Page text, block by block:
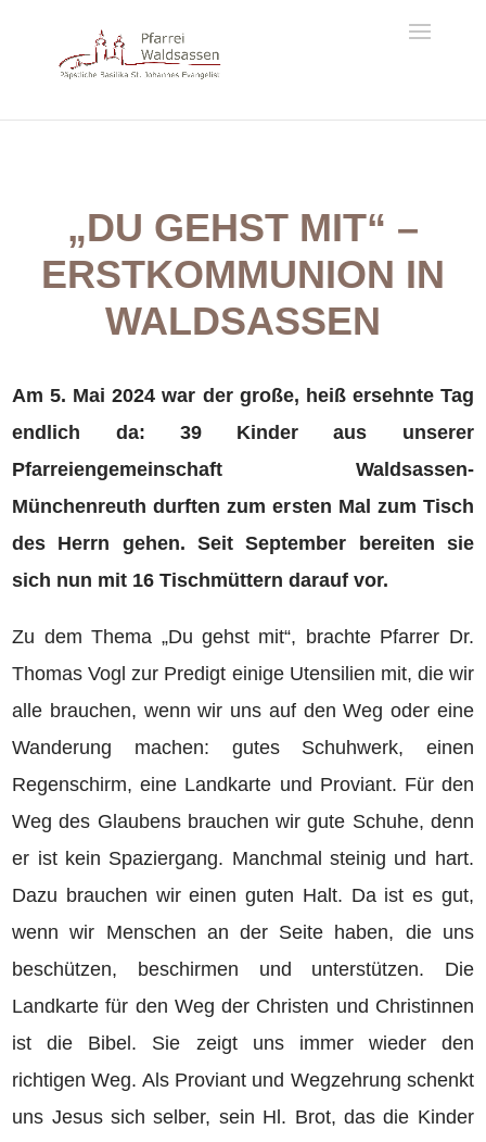
„DU GEHST MIT“ –
ERSTKOMMUNION IN
WALDSASSEN
Am 5. Mai 2024 war der große, heiß ersehnte Tag
endlich da: 39 Kinder aus unserer
Pfarreiengemeinschaft Waldsassen-
Münchenreuth durften zum ersten Mal zum Tisch
des Herrn gehen. Seit September bereiten sie
sich nun mit 16 Tischmüttern darauf vor.
Zu dem Thema „Du gehst mit“, brachte Pfarrer Dr.
Thomas Vogl zur Predigt einige Utensilien mit, die wir
alle brauchen, wenn wir uns auf den Weg oder eine
Wanderung machen: gutes Schuhwerk, einen
Regenschirm, eine Landkarte und Proviant. Für den
Weg des Glaubens brauchen wir gute Schuhe, denn
er ist kein Spaziergang. Manchmal steinig und hart.
Dazu brauchen wir einen guten Halt. Da ist es gut,
wenn wir Menschen an der Seite haben, die uns
beschützen, beschirmen und unterstützen. Die
Landkarte für den Weg der Christen und Christinnen
ist die Bibel. Sie zeigt uns immer wieder den
richtigen Weg. Als Proviant und Wegzehrung schenkt
uns Jesus sich selber, sein Hl. Brot, das die Kinder